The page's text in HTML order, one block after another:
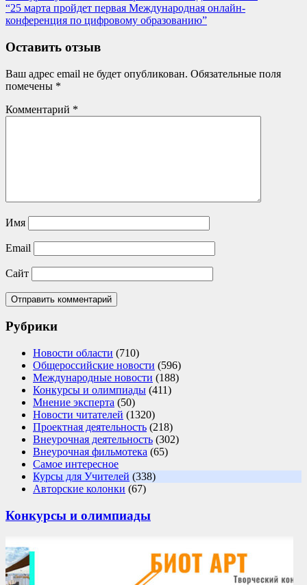
по
Post:
Next
Post:
“25 марта пройдет первая Международная онлайн-
конференция по цифровому образованию”
Оставить отзыв
Ваш адрес email не будет опубликован. Обязательные поля
помечены *
Комментарий *
Имя
Email
Сайт
Рубрики
Новости области (710)
Общероссийские новости (596)
Международные новости (188)
Конкурсы и олимпиады (411)
Мнение эксперта (50)
Новости читателей (1320)
Проектная деятельность (218)
Внеурочная деятельность (302)
Внеурочная фильмотека (65)
Самое интересное
Курсы для Учителей (338)
Авторские колонки (67)
Конкурсы и олимпиады